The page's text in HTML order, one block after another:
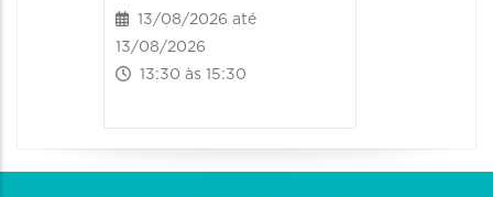
13/08/2026 até
13/08/2026
13:30 às 15:30